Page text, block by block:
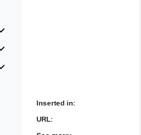
Inserted in:
URL: